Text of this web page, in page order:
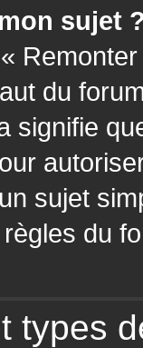
sujet
du
signifie
sujet
du
types